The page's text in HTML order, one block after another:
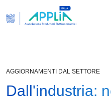
AGGIORNAMENTI DAL SETTORE
Dall'industria: